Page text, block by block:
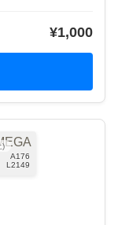
¥1,000
A176
L2149
)